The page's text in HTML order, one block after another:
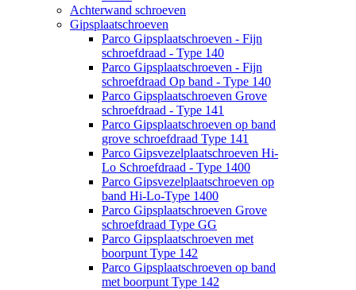
Achterwand schroeven
Gipsplaatschroeven
Parco Gipsplaatschroeven - Fijn
schroefdraad - Type 140
Parco Gipsplaatschroeven - Fijn
schroefdraad Op band - Type 140
Parco Gipsplaatschroeven Grove
schroefdraad - Type 141
Parco Gipsplaatschroeven op band
grove schroefdraad Type 141
Parco Gipsvezelplaatschroeven Hi-
Lo Schroefdraad - Type 1400
Parco Gipsvezelplaatschroeven op
band Hi-Lo-Type 1400
Parco Gipsplaatschroeven Grove
schroefdraad Type GG
Parco Gipsplaatschroeven met
boorpunt Type 142
Parco Gipsplaatschroeven op band
met boorpunt Type 142